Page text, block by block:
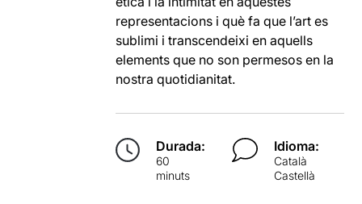
representacions i què fa que l’art es
sublimi i transcendeixi en aquells
elements que no son permesos en la
nostra quotidianitat.
Durada:
60
minuts
Idioma:
Català
Castellà